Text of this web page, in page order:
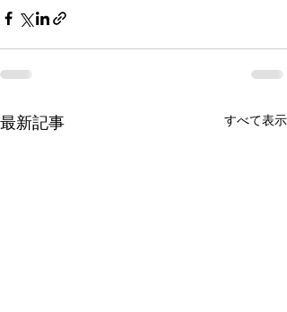
最新記事 すべて表示